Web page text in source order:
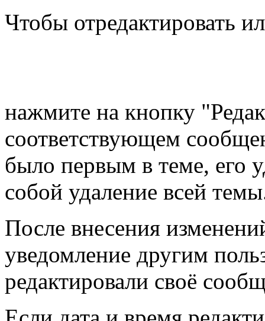
Чтобы отредактировать
нажмите на кнопку
соответствующем
было первым в теме, его
собой удаление всей
После внесения
уведомление другим
редактировали своё